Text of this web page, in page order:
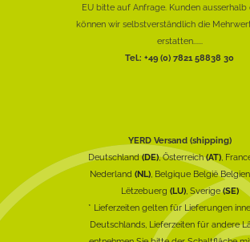
EU bitte auf Anfrage. Kunden ausserhalb
können wir selbstverständlich die
erstatten......
Tel.: +49 (0) 7821 58838 30
YERD Versand (shipping)
Deutschland(DE), Österreich(AT),
Nederland (NL), Belgique België Belgien
Lëtzebuerg (LU), Sverige(SE)
* Lieferzeiten gelten für Lieferungen
Deutschlands, Lieferzeiten für andere